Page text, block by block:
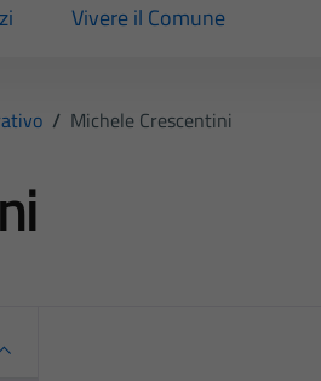
Vivere il Comune
/ Michele Crescentini